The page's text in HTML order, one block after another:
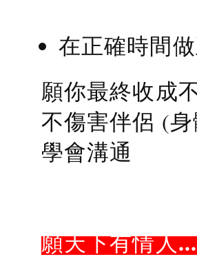
在正確時間
願你最終收成
不傷害伴侶 (
學會溝通
願天下有情人